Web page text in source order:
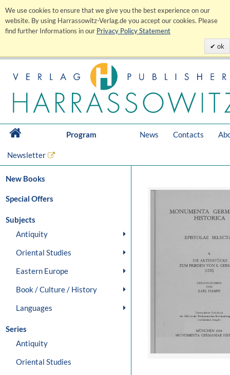
We use cookies to ensure that we give you the best experience on our
website. By using Harrassowitz-Verlag.de you accept our cookies. Please
find further Informations in our Privacy Policy Statement
ok
Program News Contacts
Newsletter
New Books
Special Offers
Subjects
Antiquity
Oriental Studies
Eastern Europe
Book / Culture / History
Languages
Series
Antiquity
Oriental Studies